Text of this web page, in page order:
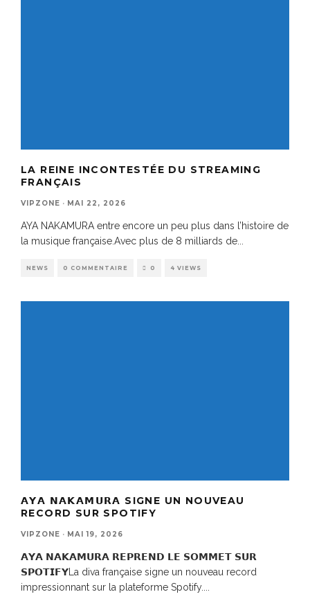
LA REINE INCONTESTÉE DU STREAMING
FRANÇAIS
VIPZONE · MAI 22, 2026
AYA NAKAMURA entre encore un peu plus dans l’histoire de
la musique française.Avec plus de 8 milliards de
NEWS 0 COMMENTAIRE 0 4 VIEWS
𝗔𝗬𝗔 𝗡𝗔𝗞𝗔𝗠𝗨𝗥𝗔 SIGNE UN NOUVEAU
RECORD SUR SPOTIFY
VIPZONE · MAI 19, 2026
𝗔𝗬𝗔 𝗡𝗔𝗞𝗔𝗠𝗨𝗥𝗔 𝗥𝗘𝗣𝗥𝗘𝗡𝗗 𝗟𝗘 𝗦𝗢𝗠𝗠𝗘𝗧 𝗦𝗨𝗥
𝗦𝗣𝗢𝗧𝗜𝗙𝗬La diva française signe un nouveau record
impressionnant sur la plateforme Spotify.